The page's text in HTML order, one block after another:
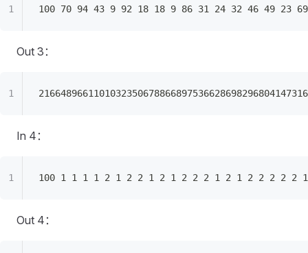
100 70 94 43 9 92 18 18 9 86 31 24 32 46 49 23
Out 3：
In 4：
100 1 1 1 1 2 1 2 2 1 2 1 2 2 2 1 2 1 2 2 2 2
Out 4：